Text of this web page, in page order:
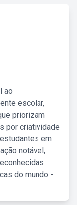
ao
escolar,
priorizam
por criatividade
em
notável,
do mundo -